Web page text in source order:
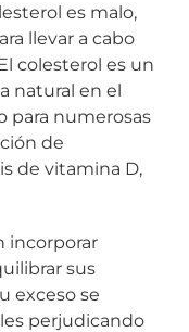
es malo,
llevar a cabo
colesterol es un
natural en el
para numerosas
de
de vitamina D,
incorporar
sus
exceso se
perjudicando